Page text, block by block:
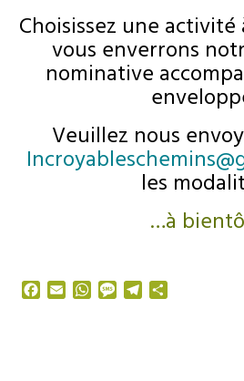
Choisissez une
vous enverrons
nominative
Veuillez nous
les
…à
Facebook
Email WhatsApp
MessageTelegram